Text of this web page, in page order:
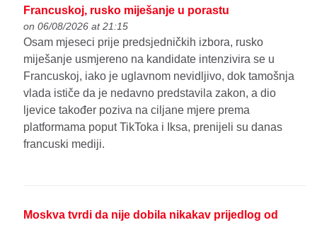
Francuskoj, rusko miješanje u porastu
on 06/08/2026 at 21:15
Osam mjeseci prije predsjedničkih izbora, rusko
miješanje usmjereno na kandidate intenzivira se u
Francuskoj, iako je uglavnom nevidljivo, dok tamošnja
vlada ističe da je nedavno predstavila zakon, a dio
ljevice također poziva na ciljane mjere prema
platformama poput TikToka i Iksa, prenijeli su danas
francuski mediji.
Moskva tvrdi da nije dobila nikakav prijedlog od